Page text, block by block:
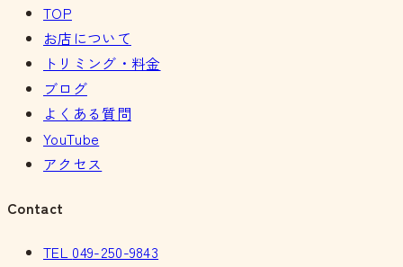
TOP
お店について
トリミング・料金
ブログ
よくある質問
YouTube
アクセス
Contact
TEL 049-250-9843